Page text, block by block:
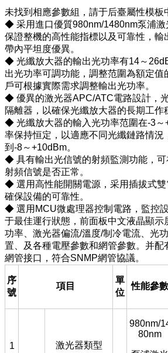
未找到相應參數組，請于后臺屬性模板
◆ 采用進口優質980nm/1480nm泵浦激
保證整機的高性能指標以及可靠性，輸
帶內平坦度優異。
◆ 光纖放大器的輸出光功率有14～
出光功率可調功能，調整范圍為額定值
戶可根據實際需求調整輸出光功率。
◆ 優異的激光器APC/ATC電路設計，
隔離器，以確保光纖放大器的長期工作
◆ 光纖放大器的輸入光功率范圍在-3～
率保持恒定，以適應不同光纖鏈路情況
到-8～+10dBm。
◆ 具有輸出光信號的射頻監測功能，
射頻信號是否正常。
◆ 選用高性能開關電源，采用插拔式雙
確保設備的可靠性。
◆ 選用MCU微處理器控制電路，監控
于最佳運行狀態，前面板中文液晶顯示
功率、激光器偏流/溫度/制冷電流、光
置、及各種電壓參數和網管參數。并配
網管接口，符合SNMP網管協議。
序
號
項目
單
位
性能參數
1 激光器類型
980nm/
80nm